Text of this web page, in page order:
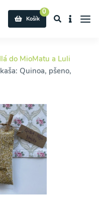
0
Košík
do MioMatu a Luli
Quinoa, pšeno,